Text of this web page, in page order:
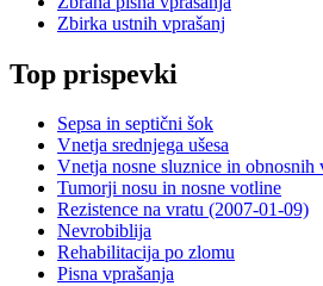
Zbirka ustnih vprašanj
Top prispevki
Sepsa in septični šok
Vnetja srednjega ušesa
Vnetja nosne sluznice in obnosnih
Tumorji nosu in nosne votline
Rezistence na vratu (2007-01-09)
Nevrobiblija
Rehabilitacija po zlomu
Pisna vprašanja